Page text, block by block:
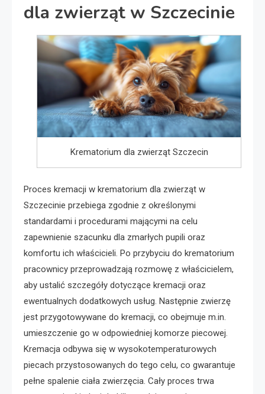
dla zwierząt w Szczecinie
Krematorium dla zwierząt Szczecin
Proces kremacji w krematorium dla zwierząt w
Szczecinie przebiega zgodnie z określonymi
standardami i procedurami mającymi na celu
zapewnienie szacunku dla zmarłych pupili oraz
komfortu ich właścicieli. Po przybyciu do krematorium
pracownicy przeprowadzają rozmowę z właścicielem,
aby ustalić szczegóły dotyczące kremacji oraz
ewentualnych dodatkowych usług. Następnie zwierzę
jest przygotowywane do kremacji, co obejmuje m.in.
umieszczenie go w odpowiedniej komorze piecowej.
Kremacja odbywa się w wysokotemperaturowych
piecach przystosowanych do tego celu, co gwarantuje
pełne spalenie ciała zwierzęcia. Cały proces trwa